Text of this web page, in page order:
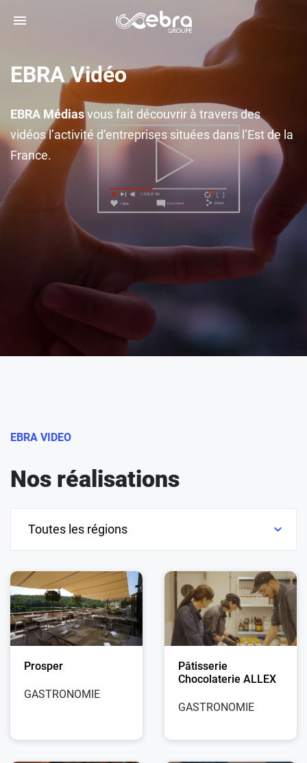
EBRA Vidéo
EBRA Médiasvous fait découvrir à travers des
vidéos l’activité d’entreprises situées dans l’Est de la
France.
EBRA VIDEO
Nos réalisations
Prosper
GASTRONOMIE
Pâtisserie
Chocolaterie ALLEX
GASTRONOMIE